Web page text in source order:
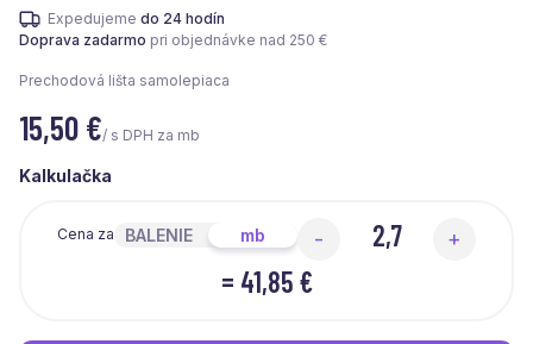
Expedujeme do 24 hodín
Doprava zadarmo pri objednávke nad 250 €
Prechodová lišta samolepiaca
15,50 €/ s DPH za mb
Kalkulačka
Cena za BALENIE mb - +
= 41,85 €